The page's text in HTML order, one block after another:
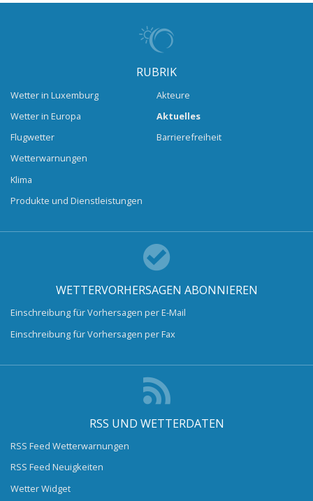
RUBRIK
Wetter in Luxemburg
Wetter in Europa
Flugwetter
Wetterwarnungen
Klima
Produkte und Dienstleistungen
Akteure
Aktuelles
Barrierefreiheit
WETTERVORHERSAGEN ABONNIEREN
Einschreibung für Vorhersagen per E-Mail
Einschreibung für Vorhersagen per Fax
RSS UND WETTERDATEN
RSS Feed Wetterwarnungen
RSS Feed Neuigkeiten
Wetter Widget